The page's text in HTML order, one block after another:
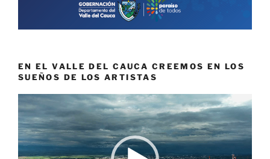
EN EL VALLE DEL CAUCA CREEMOS EN LOS
SUEÑOS DE LOS ARTISTAS
Reproductor
de
vídeo